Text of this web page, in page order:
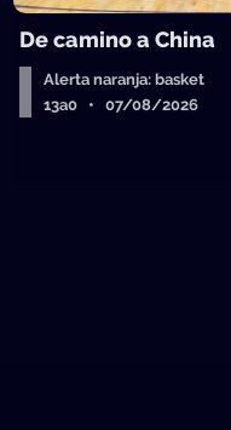
De camino a China
Alerta naranja: basket
13a0 • 07/08/2026